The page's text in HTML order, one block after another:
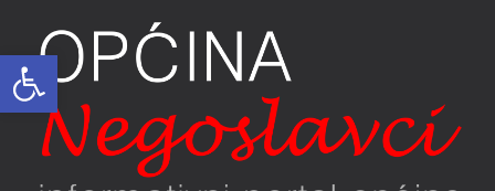
Open toolbar
content